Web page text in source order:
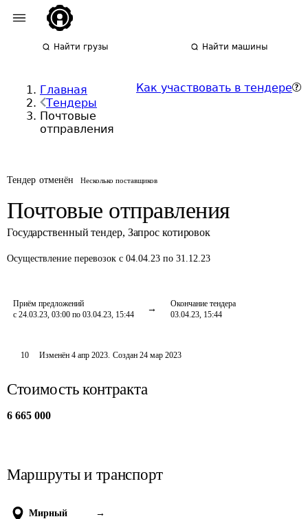
Найти грузы Найти машины
Главная
Тендеры
Почтовые
отправления
Как участвовать в тендере
Тендер отменён Несколько поставщиков
Почтовые отправления
Государственный тендер, Запрос котировок
Осуществление перевозок с 04.04.23 по 31.12.23
Приём предложений
с 24.03.23, 03:00 по 03.04.23, 15:44
Окончание тендера
03.04.23, 15:44
10 Изменён4 апр 2023. Создан 24 мар 2023
Стоимость контракта
6 665 000
Маршруты и транспорт
Мирный →